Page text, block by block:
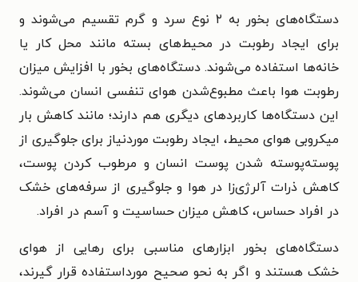
دستگاه‌های بخور به ۲ نوع سرد و گرم تقسیم می‌شوند و
برای ایجاد رطوبت در محیط‌های بسته مانند محل کار یا
خانه‌ها استفاده می‌شوند. دستگاه‌های بخور با افزایش میزان
رطوبت هوا باعث مطبوع‌شدن هوای تنفسی انسان می‌شوند.
این دستگا‌ه‌ها کاربردهای دیگری هم دارند؛ مانند کاهش بار
میکروبی هوای محیط، ایجاد رطوبت موردنیاز برای جلوگیری از
پوسته‌پوسته شدن پوست انسان و مرطوب کردن پوست،
کاهش ذرات آلرژی‌زا در هوا و جلوگیری از سرفه‌های خشک
در افراد حساس، کاهش میزان حساسیت و آسم در افراد.
دستگاه‌های بخور ابزارهای مناسبی برای رهایی از هوای
خشک هستند و اگر به نحو صحیح مورداستفاده قرار گیرند،